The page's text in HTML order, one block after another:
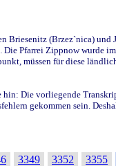
(Brzez`nica)
Pfarrei Zippnow wurde
müssen für diese
hin: Die vorliegende
gekommen sein.
3349 3352 3355